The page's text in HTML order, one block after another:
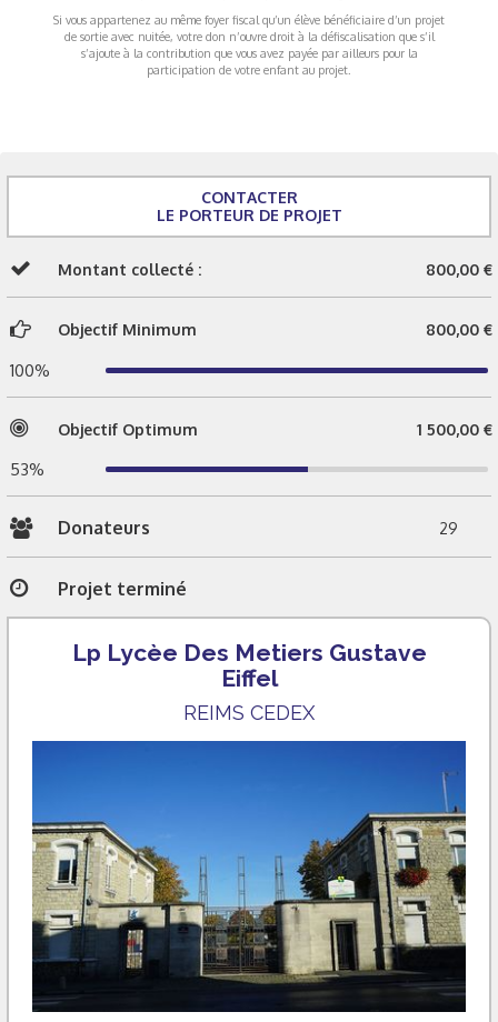
Si vous appartenez au même foyer fiscal qu’un élève bénéficiaire d’un projet
de sortie avec nuitée, votre don n’ouvre droit à la défiscalisation que s’il
s’ajoute à la contribution que vous avez payée par ailleurs pour la
participation de votre enfant au projet.
CONTACTER
LE PORTEUR DE PROJET
Montant collecté : 800,00 €
Objectif Minimum 800,00 €
100%
Objectif Optimum 1 500,00 €
53%
Donateurs 29
Projet terminé
Lp Lycèe Des Metiers Gustave
Eiffel
REIMS CEDEX